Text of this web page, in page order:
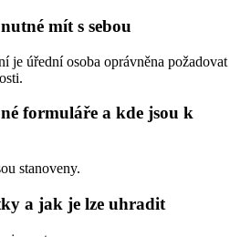
mít s sebou
je úřední osoba oprávněna požadovat
formuláře a kde jsou k
stanoveny.
a jak je lze uhradit